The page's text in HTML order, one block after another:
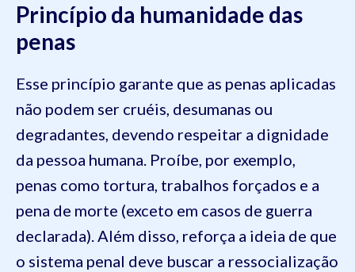
Princípio da humanidade das
penas
Esse princípio garante que as penas aplicadas
não podem ser cruéis, desumanas ou
degradantes, devendo respeitar a dignidade
da pessoa humana. Proíbe, por exemplo,
penas como tortura, trabalhos forçados e a
pena de morte (exceto em casos de guerra
declarada). Além disso, reforça a ideia de que
o sistema penal deve buscar a ressocialização